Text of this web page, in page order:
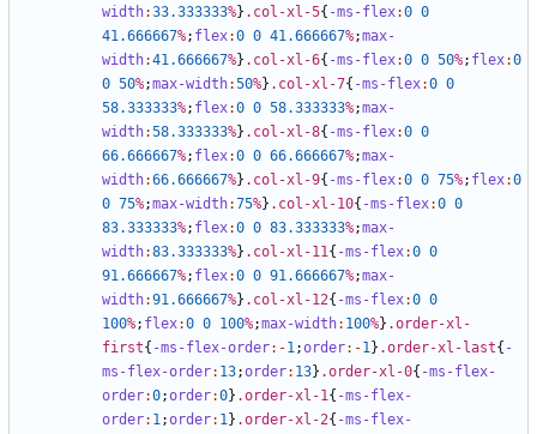
width:33.333333%} .col-xl-5{ -ms-flex:0 0
41.666667%; flex:0 0 41.666667%;max-
width:41.666667%} .col-xl-6{ -ms-flex:0 0 50%; flex:0
0 50%;max-width:50%} .col-xl-7{ -ms-flex:0 0
58.333333%; flex:0 0 58.333333%;max-
width:58.333333%} .col-xl-8{ -ms-flex:0 0
66.666667%; flex:0 0 66.666667%;max-
width:66.666667%} .col-xl-9{ -ms-flex:0 0 75%; flex:0
0 75%;max-width:75%} .col-xl-10{ -ms-flex:0 0
83.333333%; flex:0 0 83.333333%;max-
width:83.333333%} .col-xl-11{ -ms-flex:0 0
91.666667%; flex:0 0 91.666667%;max-
width:91.666667%} .col-xl-12{ -ms-flex:0 0
100%; flex:0 0 100%;max-width: 100%} .order-xl-
first{ -ms-flex-order:-1;order:-1} .order-xl-last{ -
ms-flex-order: 13;order: 13} .order-xl-0{ -ms-flex-
order:0;order:0} .order-xl-1{ -ms-flex-
order: 1;order: 1} .order-xl-2{ -ms-flex-